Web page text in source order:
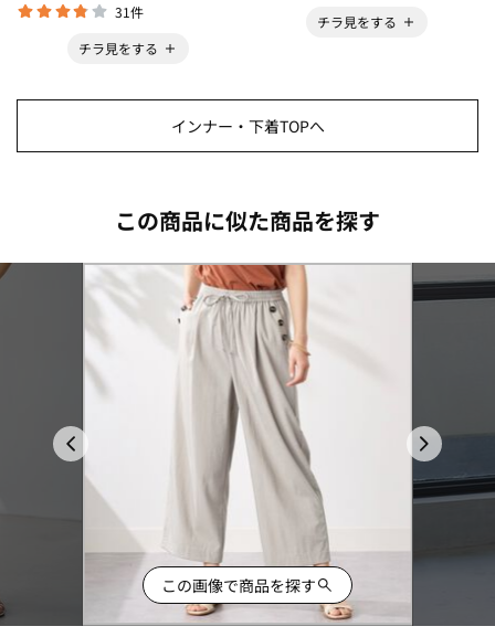
31件
チラ見をする
チラ見をする
インナー・下着TOPへ
この商品に似た商品を探す
この画像で商品を探す